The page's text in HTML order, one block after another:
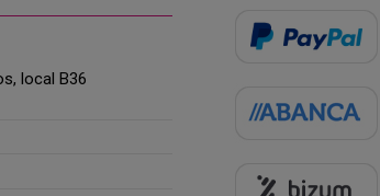
local B36